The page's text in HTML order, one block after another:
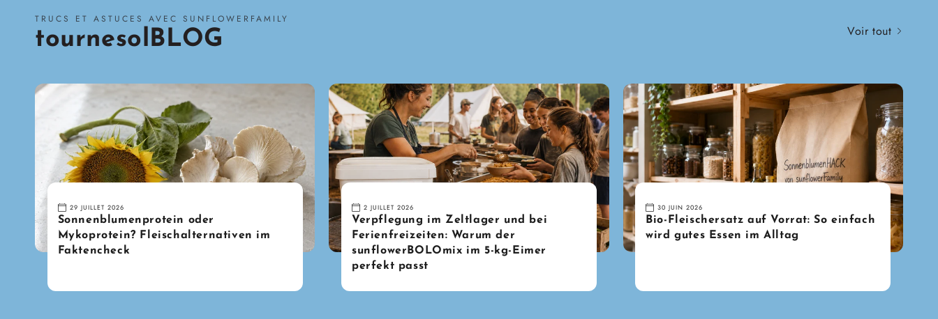
TRUCS ET ASTUCES AVEC SUNFLOWERFAMILY
tournesolBLOG Voir tout
29 JUILLET 2026
Sonnenblumenprotein oder
Mykoprotein? Fleischalternativen im
Faktencheck
2 JUILLET 2026
Verpflegung im Zeltlager und bei
Ferienfreizeiten: Warum der
sunflowerBOLOmix im 5-kg-Eimer
perfekt passt
30 JUIN 2026
Bio-Fleischersatz auf Vorrat: So einfach
wird gutes Essen im Alltag